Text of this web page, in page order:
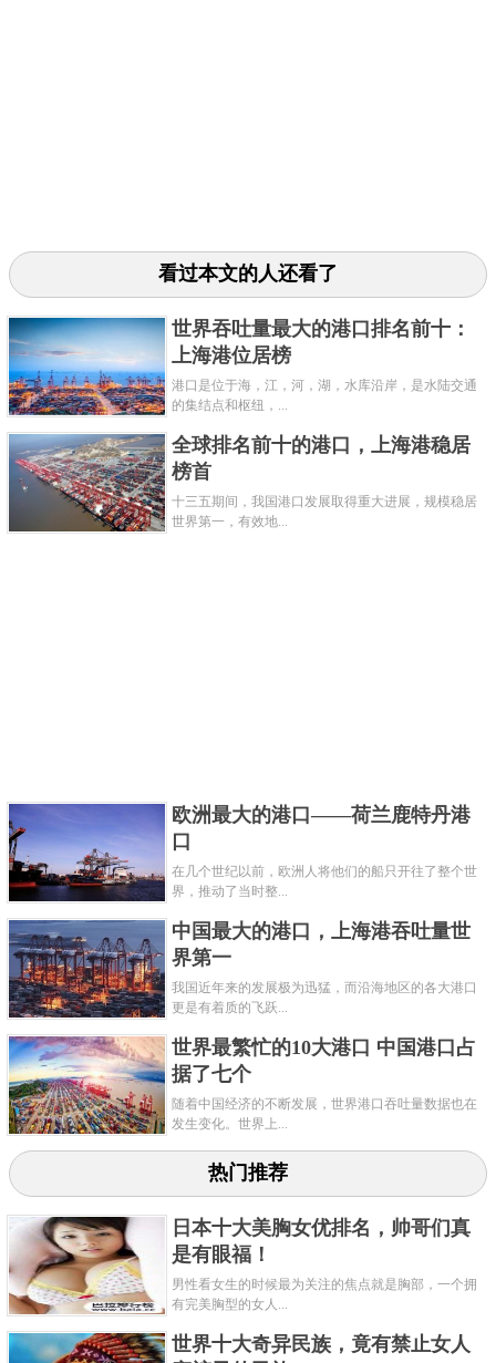
在1982年的时候，这里停泊的船只就已经达到了20万
只，并且来回行走的船只超过3万字。每一年运输的货
物总量达到三吨，在世界上排名
定的专业性，其中有石油，钢铁，汽车，谷物等等集
装箱，并且在港口内还有非常专业的装卸工具。
鹿特丹码头也是欧洲最大的炼油基地和世界第三大炼
油中心，国际航运枢纽和国际贸易中心，其旅游业发
达，拥有港口、博物馆及其它众多观光景点。还经常
举行电影节，马拉松等活动。随着时代的改变，这里
变得更加机械化，同时也变得高端化。如在装卸物品
的时候会使电脑控制的装卸工具，大大提高港口的工
作效率，并且也减少很多人力以及物力。这里六分钟
就会经过一艘船，在港口有职工两万多人。
关键字：港口 码头
2 下一页
看过本文的人还看了
世界吞吐量最大的港口排名前十：
上海港位居榜
港口是位于海，江，河，湖，水库沿岸，是水陆交通
的集结点和枢纽，...
全球排名前十的港口，上海港稳居
榜首
十三五期间，我国港口发展取得重大进展，规模稳居
世界第一，有效地...
欧洲最大的港口——荷兰鹿特丹港
口
在几个世纪以前，欧洲人将他们的船只开往了整个世
界，推动了当时整...
中国最大的港口，上海港吞吐量世
界第一
我国近年来的发展极为迅猛，而沿海地区的各大港口
更是有着质的飞跃...
世界最繁忙的10大港口 中国港口占
据了七个
随着中国经济的不断发展，世界港口吞吐量数据也在
发生变化。世界上...
热门推荐
日本十大美胸女优排名，帅哥们真
是有眼福！
男性看女生的时候最为关注的焦点就是胸部，一个拥
有完美胸型的女人...
世界十大奇异民族，竟有禁止女人